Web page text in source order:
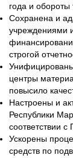
года и
Сохранена и
учреждениями
строгой
центры
повысило
​Настроены и
Республики
соответствии
​Ускорены
средств по